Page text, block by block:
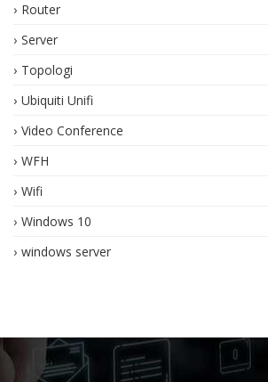
Router
Server
Topologi
Ubiquiti Unifi
Video Conference
WFH
Wifi
Windows 10
windows server